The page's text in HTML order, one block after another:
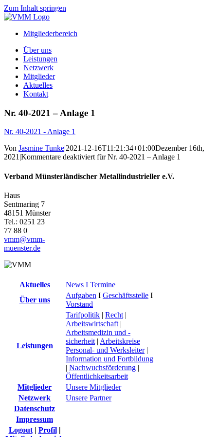
Zum Inhalt springen
Mitgliederbereich
Über uns
Leistungen
Netzwerk
Mitglieder
Aktuelles
Kontakt
Nr. 40-2021 – Anlage 1
Nr. 40-2021 - Anlage 1
Von Jasmine Tunke|2021-12-16T11:21:34+01:00Dezember 16th,
2021|Kommentare deaktiviertfür Nr. 40-2021 – Anlage 1
Verband Münsterländischer Metallindustrieller e.V.
Haus
Sentmaring 7
48151 Münster
Tel.: 0251 23
77 88 0
vmm@vmm-
muenster.de
Aktuelles
News I Termine
Über uns
Aufgaben I Geschäftsstelle I
Vorstand
Leistungen
Tarifpolitik | Recht |
Arbeitswirtschaft |
Arbeitsmedizin und -
sicherheit | Arbeitskreise
Personal- und Werksleiter|
Information und Fortbildung
| Nachwuchsförderung |
Öffentlichkeitsarbeit
Mitglieder
Unsere Mitglieder
Netzwerk
Unsere Partner
Datenschutz
Impressum
Logout| Profil|